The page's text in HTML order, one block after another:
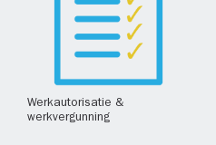
Werkautorisatie &
werkvergunning